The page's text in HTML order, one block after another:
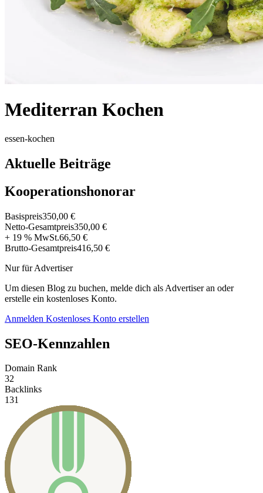
Mediterran Kochen
essen-kochen
Aktuelle Beiträge
Kooperationshonorar
Basispreis350,00 €
Netto-Gesamtpreis350,00 €
+ 19 % MwSt.66,50 €
Brutto-Gesamtpreis416,50 €
Nur für Advertiser
Um diesen Blog zu buchen, melde dich als Advertiser an oder
erstelle ein kostenloses Konto.
Anmelden Kostenloses Konto erstellen
SEO-Kennzahlen
Domain Rank
32
Backlinks
131